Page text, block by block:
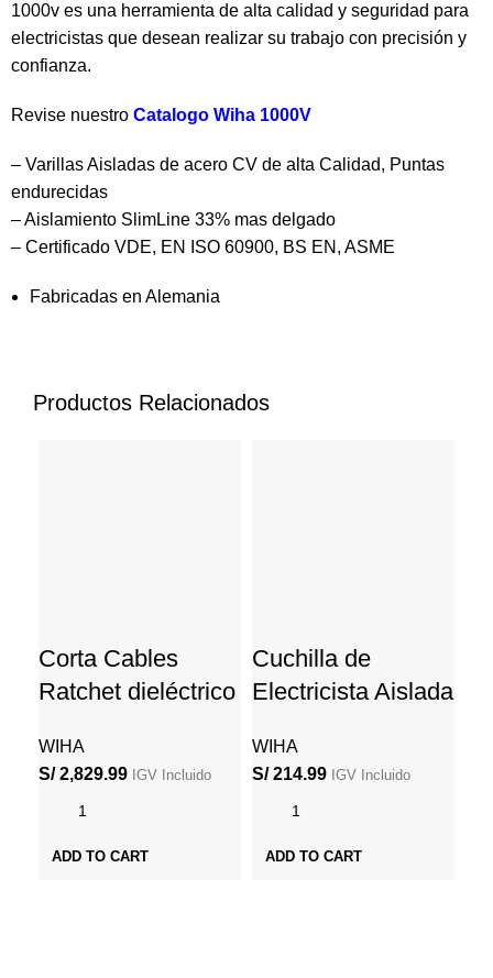
1000v es una herramienta de alta calidad y seguridad para
electricistas que desean realizar su trabajo con precisión y
confianza.
Revise nuestroCatalogo Wiha 1000V
– Varillas Aisladas de acero CV de alta Calidad, Puntas
endurecidas
– Aislamiento SlimLine 33% mas delgado
– Certificado VDE, EN ISO 60900, BS EN, ASME
Fabricadas en Alemania
Productos Relacionados
Corta Cables
Ratchet dieléctrico
WIHA
S/2,829.99 IGV Incluido
ADD TO CART
Cuchilla de
Electricista Aislada
cubierta
WIHA
S/214.99 IGV Incluido
ADD TO CART